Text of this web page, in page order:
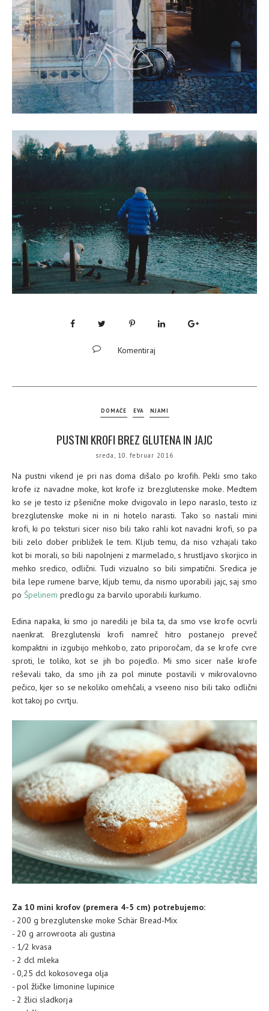
Komentiraj
DOMAČE EVA NJAMI
PUSTNI KROFI BREZ GLUTENA IN JAJC
sreda, 10. februar 2016
Na pustni vikend je pri nas doma dišalo po krofih. Pekli smo tako
krofe iz navadne moke, kot krofe iz brezglutenske moke. Medtem
ko se je testo iz pšenične moke dvigovalo in lepo naraslo, testo iz
brezglutenske moke ni in ni hotelo narasti. Tako so nastali mini
krofi, ki po teksturi sicer niso bili tako rahli kot navadni krofi, so pa
bili zelo dober približek le tem. Kljub temu, da niso vzhajali tako
kot bi morali, so bili napolnjeni z marmelado, s hrustljavo skorjico in
mehko sredico, odlični. Tudi vizualno so bili simpatični. Sredica je
bila lepe rumene barve, kljub temu, da nismo uporabili jajc, saj smo
poŠpelinem predlogu za barvilo uporabili kurkumo.
Edina napaka, ki smo jo naredili je bila ta, da smo vse krofe ocvrli
naenkrat. Brezglutenski krofi namreč hitro postanejo preveč
kompaktni in izgubijo mehkobo, zato priporočam, da se krofe cvre
sproti, le toliko, kot se jih bo pojedlo. Mi smo sicer naše krofe
reševali tako, da smo jih za pol minute postavili v mikrovalovno
pečico, kjer so se nekoliko omehčali, a vseeno niso bili tako odlični
kot takoj po cvrtju.
Za 10 mini krofov (premera 4-5 cm) potrebujemo:
- 200 g brezglutenske moke Schär Bread-Mix
- 20 g arrowroota ali gustina
- 1/2 kvasa
- 2 dcl mleka
- 0,25 dcl kokosovega olja
- pol žličke limonine lupinice
- 2 žlici sladkorja